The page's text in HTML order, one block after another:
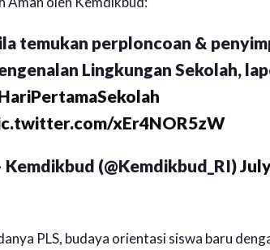
temukan perploncoan &
Lingkungan Sekolah,
xEr4NOR5zW
(@Kemdikbud_RI)
PLS, budaya orientasi siswa baru